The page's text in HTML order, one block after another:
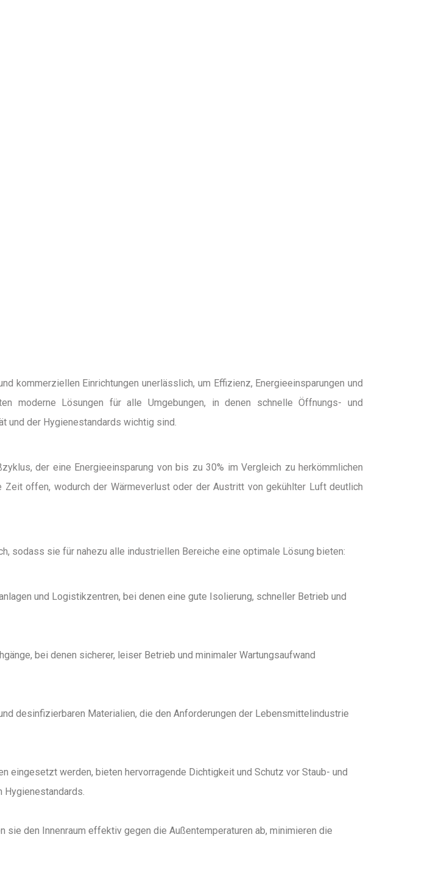
kommerziellen Einrichtungen unerlässlich, um Effizienz, Energieeinsparungen und
moderne Lösungen für alle Umgebungen, in denen schnelle Öffnungs- und
und der Hygienestandards wichtig sind.
der eine Energieeinsparung von bis zu 30% im Vergleich zu herkömmlichen
offen, wodurch der Wärmeverlust oder der Austritt von gekühlter Luft deutlich
sodass sie für nahezu alle industriellen Bereiche eine optimale Lösung bieten:
und Logistikzentren, bei denen eine gute Isolierung, schneller Betrieb und
bei denen sicherer, leiser Betrieb und minimaler Wartungsaufwand
desinfizierbaren Materialien, die den Anforderungen der Lebensmittelindustrie
eingesetzt werden, bieten hervorragende Dichtigkeit und Schutz vor Staub- und
Hygienestandards.
den Innenraum effektiv gegen die Außentemperaturen ab, minimieren die